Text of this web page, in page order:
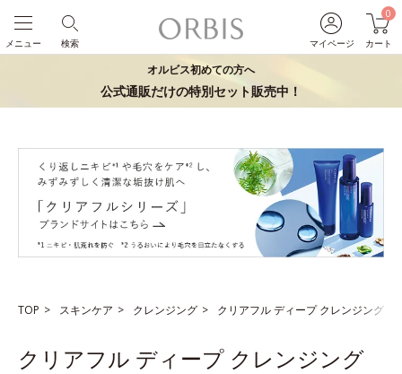
マイページ
0
カート
検索
メニュー
オルビス初めての方へ
公式通販だけの特別セット販売中！
TOP スキンケア クレンジング クリアフル ディープ クレンジング リ
クリアフル ディープ クレンジング